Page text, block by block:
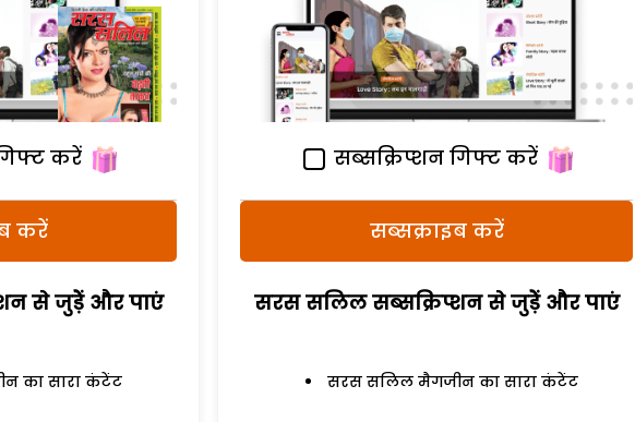
करें
करें
से जुड़ेें और पाएं
का सारा कंटेंट
सब्सक्रिप्शन गिफ्ट करें
सब्सक्राइब करें
सरस सलिल सब्सक्रिप्शन से जुड़ेें और पाएं
सरस सलिल मैगजीन का सारा कंटेंट